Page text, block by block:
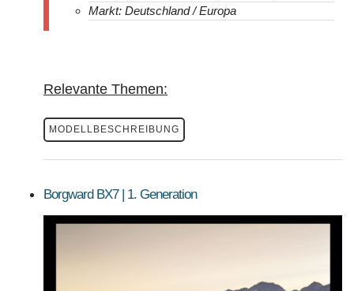
Markt: Deutschland / Europa
Relevante Themen:
MODELLBESCHREIBUNG
Borgward BX7 | 1. Generation